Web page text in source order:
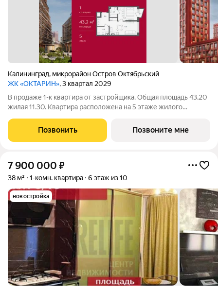
Калининград, микрорайон Остров Октябрьский
ЖК «ОКТАРИН», 3 квартал 2029
В продаже 1-к квартира от застройщика. Общая площадь 43,20
жилая 11.30. Квартира расположена на 5 этаже жилого
года. ОКТАРИН - масштабный жилой квартал площадью 7
гектаров, расположенный
Позвонить Позвоните мне
7 900 000 ₽
38 м² 1-комн. квартира 6 этаж из 10
новостройка